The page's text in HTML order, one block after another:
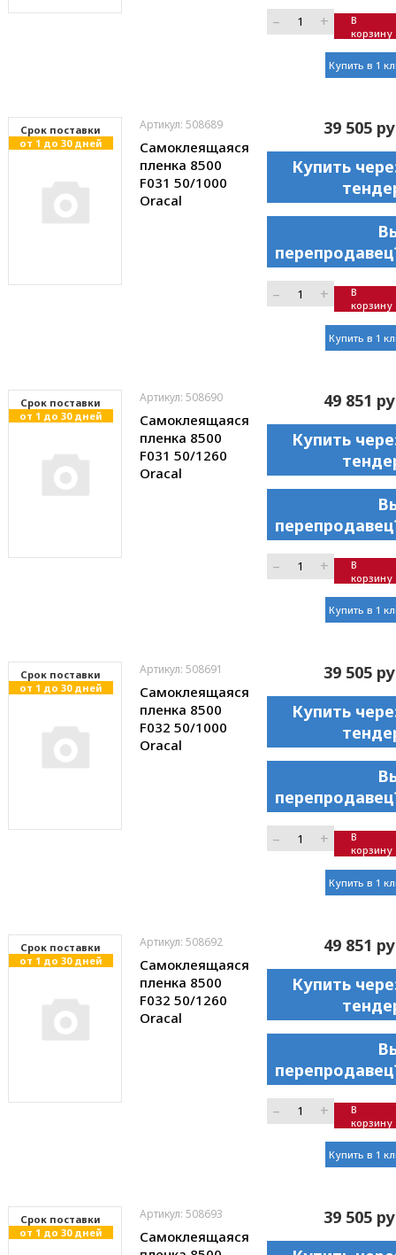
– +
В
корзину
Купить в 1
Cрок поставки
от 1 до 30 дней
Артикул: 508689
Самоклеящаяся
пленка 8500
F031 50/1000
Oracal
39 505
Купить
– +
В
корзину
Купить в 1
Cрок поставки
от 1 до 30 дней
Артикул: 508690
Самоклеящаяся
пленка 8500
F031 50/1260
Oracal
49 851
Купить
– +
В
корзину
Купить в 1
Cрок поставки
от 1 до 30 дней
Артикул: 508691
Самоклеящаяся
пленка 8500
F032 50/1000
Oracal
39 505
Купить
– +
В
корзину
Купить в 1
Cрок поставки
от 1 до 30 дней
Артикул: 508692
Самоклеящаяся
пленка 8500
F032 50/1260
Oracal
49 851
Купить
– +
В
корзину
Купить в 1
Cрок поставки
от 1 до 30 дней
Артикул: 508693
Самоклеящаяся
39 505